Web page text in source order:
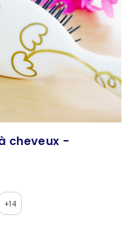
cheveux -
+14